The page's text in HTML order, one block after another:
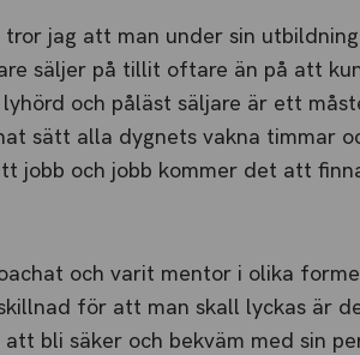
jag att man under sin
säljer på tillit oftare än på att
och påläst säljare är ett
sätt alla dygnets vakna timmar
jobb och jobb kommer det att
och varit mentor i olika
för att man skall lyckas är
bli säker och bekväm med sin